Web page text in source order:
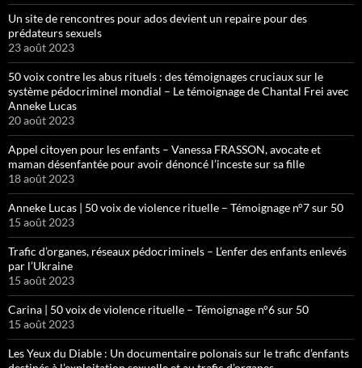
Un site de rencontres pour ados devient un repaire pour des
prédateurs sexuels
23 août 2023
50 voix contre les abus rituels : des témoignages cruciaux sur le
système pédocriminel mondial – Le témoignage de Chantal Frei avec
Anneke Lucas
20 août 2023
Appel citoyen pour les enfants – Vanessa FRASSON, avocate et
maman désenfantée pour avoir dénoncé l’inceste sur sa fille
18 août 2023
Anneke Lucas | 50 voix de violence rituelle – Témoignage n°7 sur 50
15 août 2023
Trafic d’organes, réseaux pédocriminels – L’enfer des enfants enlevés
par l’Ukraine
15 août 2023
Carina | 50 voix de violence rituelle – Témoignage n°6 sur 50
15 août 2023
Les Yeux du Diable : Un documentaire polonais sur le trafic d’enfants